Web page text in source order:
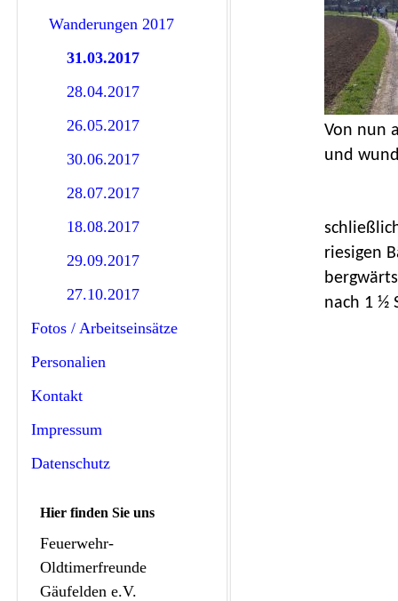
Wanderungen 2017
31.03.2017
28.04.2017
26.05.2017
30.06.2017
28.07.2017
18.08.2017
29.09.2017
27.10.2017
Fotos / Arbeitseinsätze
Personalien
Kontakt
Impressum
Datenschutz
Hier finden Sie uns
Feuerwehr-
Oldtimerfreunde
Gäufelden e.V.
Von nun
und
riesigen
nach 1 ½